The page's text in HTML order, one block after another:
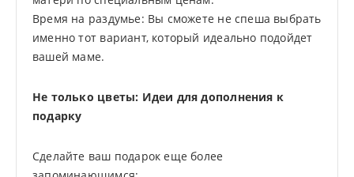
Время на раздумье: Вы сможете не спеша выбрать
именно тот вариант, который идеально подойдет
вашей маме.
Не только цветы: Идеи для дополнения к
подарку
Сделайте ваш подарок еще более